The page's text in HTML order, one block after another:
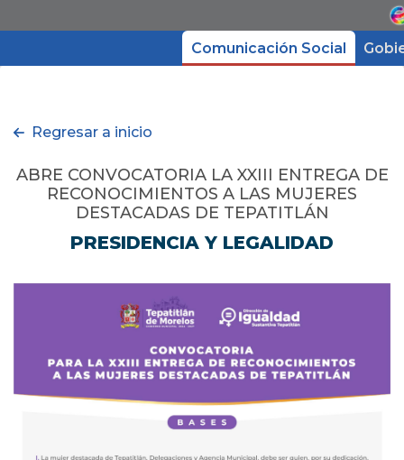
Comunicación Social
Directorio
Trámites y Servicios
Micrositios
Regresar a inicio
ABRE CONVOCATORIA LA XXIII ENTREGA DE
RECONOCIMIENTOS A LAS MUJERES
DESTACADAS DE TEPATITLÁN
PRESIDENCIA Y LEGALIDAD